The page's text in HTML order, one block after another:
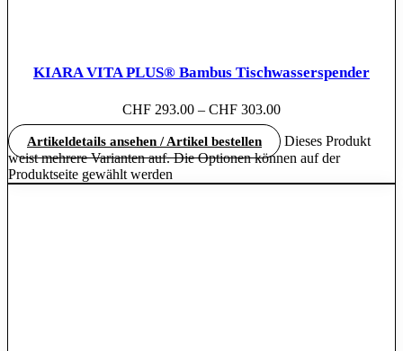
KIARA VITA PLUS® Bambus Tischwasserspender
CHF 293.00 – CHF 303.00
Artikeldetails ansehen / Artikel bestellen
Dieses Produkt
weist mehrere Varianten auf. Die Optionen können auf der
Produktseite gewählt werden